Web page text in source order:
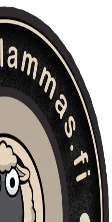
Meistä
YouTube
oikeudet pidätetään.